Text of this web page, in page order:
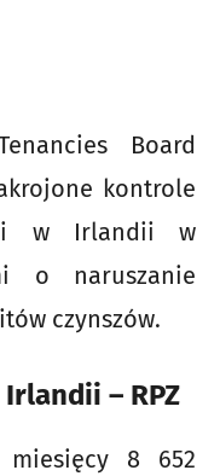
Board
kontrole
w Irlandii w
o naruszanie
czynszów.
– RPZ
8 652